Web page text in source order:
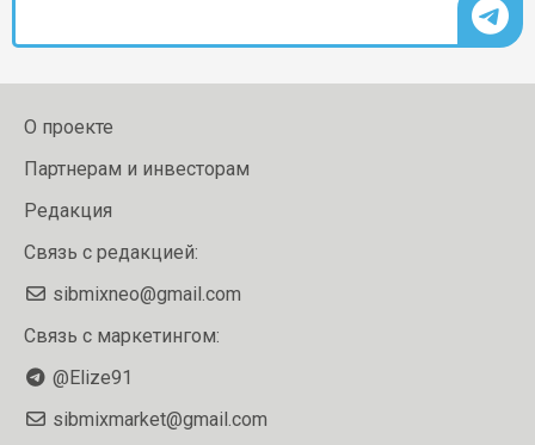
О проекте
Партнерам и инвесторам
Редакция
Связь с редакцией:
sibmixneo@gmail.com
Связь с маркетингом:
@Elize91
sibmixmarket@gmail.com